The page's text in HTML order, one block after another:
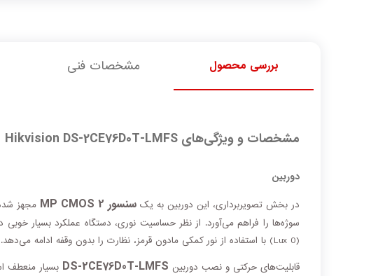
بررسی محصول مشخصات فنی
مشخصات و ویژگی‌های Hikvision DS-2CE76D0T-LMFS
دوربین
در بخش تصویربرداری، این دوربین به یکسنسور 2 MP CMOS مجهز
سوژه‌ها را فراهم می‌آورد. از نظر حساسیت نوری، دستگاه عملکرد بسیار خوبی
(0 Lux) با استفاده از نور کمکی مادون قرمز، نظارت را بدون وقفه ادامه می‌دهد.
قابلیت‌های حرکتی و نصب دوربین DS-2CE76D0T-LMFS بسیار منعطف